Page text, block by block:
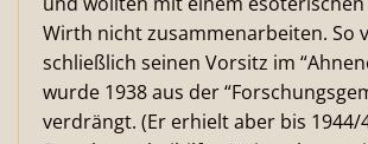
Wirth nicht zusammenarbeiten. So
schließlich seinen Vorsitz im
wurde 1938 aus der
verdrängt. (Er erhielt aber bis 1944/